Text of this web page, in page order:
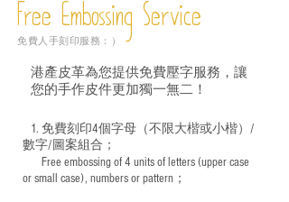
Free Embossing Service
免費人手刻印服務：）
港產皮革為您提供免費壓字服務，讓
您的手作皮件更加獨一無二！
1. 免費刻印4個字母（不限大楷或小楷）/
數字/圖案組合；
Free embossing of 4 units of letters (upper case
or small case), numbers or pattern；